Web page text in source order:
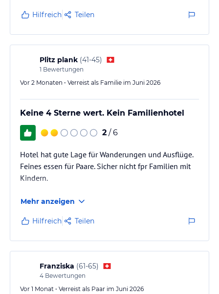
Hilfreich Teilen
Plitz plank (41-45)
1 Bewertungen
Vor 2 Monaten • Verreist als Familie im Juni 2026
Keine 4 Sterne wert. Kein Familienhotel
2 / 6
Hotel hat gute Lage für Wanderungen und Ausflüge.
Feines essen für Paare. Sicher nicht fpr Familien mit
Kindern.
Mehr anzeigen
Hilfreich Teilen
Franziska (61-65)
4 Bewertungen
Vor 1 Monat • Verreist als Paar im Juni 2026